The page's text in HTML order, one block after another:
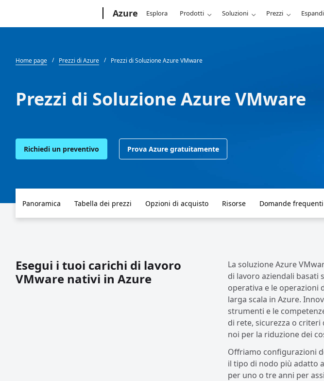
Azure Esplora Prodotti Soluzioni Prezzi Espandi
Home page Prezzi di Azure Prezzi di Soluzione Azure VMware
Prezzi di Soluzione Azure VMware
Richiedi un preventivo Prova Azure gratuitamente
Panoramica Tabella dei prezzi Opzioni di acquisto Risorse Domande frequenti
Esegui i tuoi carichi di lavoro
VMware nativi in Azure
La soluzione Azure
di lavoro aziendali basati
operativa e le operazioni
larga scala in Azure.
strumenti e le
di rete, sicurezza o
noi per la riduzione dei
Offriamo configurazioni
il tipo di nodo più adatto
per uno o tre anni per